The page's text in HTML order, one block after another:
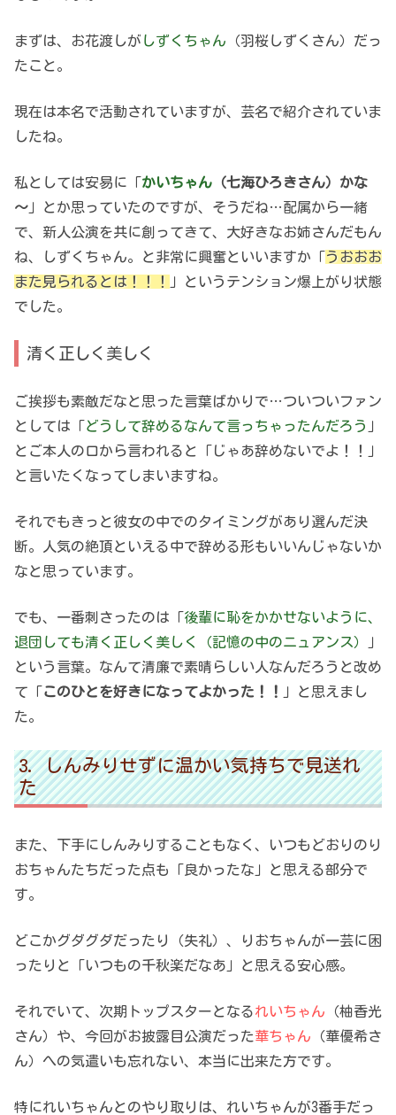
まずは、お花渡しが しずくちゃん （羽桜しずくさん）だっ
たこと。
現在は本名で活動されていますが、芸名で紹介されていま
したね。
私としては安易に「 かいちゃん （七海ひろきさん）かな
～ 」とか思っていたのですが、そうだね…配属から一緒
で、新人公演を共に創ってきて、大好きなお姉さんだもん
ね、しずくちゃん。と非常に興奮といいますか「 うおおお
また見られるとは！！！
」というテンション爆上がり状態
でした。
清く正しく美しく
ご挨拶も素敵だなと思った言葉ばかりで…ついついファン
としては「 どうして辞めるなんて言っちゃったんだろう 」
とご本人の口から言われると「じゃあ辞めないでよ！！」
と言いたくなってしまいますね。
それでもきっと彼女の中でのタイミングがあり選んだ決
断。人気の絶頂といえる中で辞める形もいいんじゃないか
なと思っています。
でも、一番刺さったのは「 後輩に恥をかかせないように、
退団しても清く正しく美しく（記憶の中のニュアンス）
」
という言葉。なんて清廉で素晴らしい人なんだろうと改め
て「 このひとを好きになってよかった！！
」と思えまし
た。
しんみりせずに温かい気持ちで見送れ
た
また、下手にしんみりすることもなく、いつもどおりのり
おちゃんたちだった点も「良かったな」と思える部分で
す。
どこかグダグダだったり（失礼）、りおちゃんが一芸に困
ったりと「いつもの千秋楽だなあ」と思える安心感。
それでいて、次期トップスターとなるれいちゃん （柚香光
さん）や、今回がお披露目公演だった華ちゃん （華優希さ
ん）への気遣いも忘れない、本当に出来た方です。
特にれいちゃんとのやり取りは、れいちゃんが3番手だっ